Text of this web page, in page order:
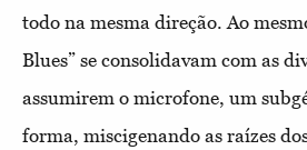
todo na mesma direção. Ao
Blues” se consolidavam com as
assumirem o microfone, um
forma, miscigenando as raízes